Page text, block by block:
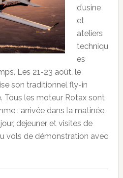
d’usine
et
ateliers
techniqu
es
Les 21-23 août, le
son traditionnel fly-in
Tous les moteur Rotax sont
: arrivée dans la matinée
dejeuner et visites de
vols de démonstration avec